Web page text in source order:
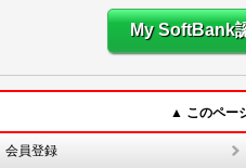
My SoftBank
▲ このペー
会員登録